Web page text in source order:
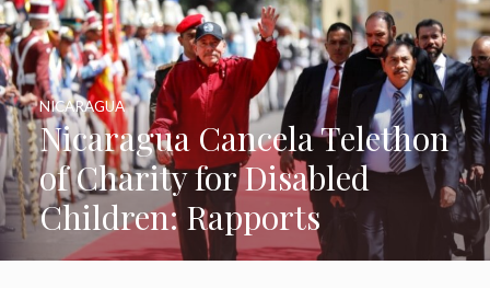
Nicaragua Cancela Telethon
of Charity for Disabled
Children: Rapports
NICARAGUA